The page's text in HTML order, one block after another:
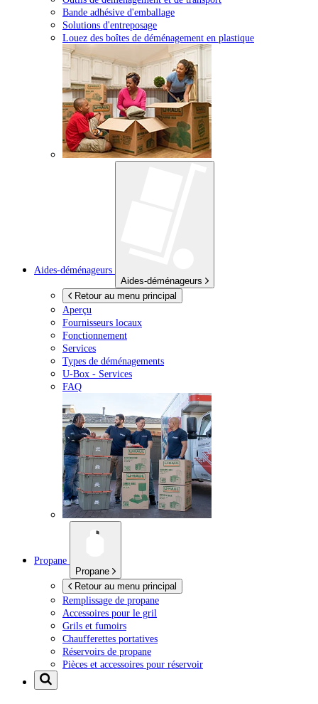
Bande adhésive d'emballage
Solutions d'entreposage
Louez des boîtes de déménagement en plastique
Aides-déménageurs
Aides-déménageurs
Retour au menu principal
Aperçu
Fournisseurs locaux
Fonctionnement
Services
Types de déménagements
U-Box - Services
FAQ
Propane
Propane
Retour au menu principal
Remplissage de propane
Accessoires pour le gril
Grils et fumoirs
Chaufferettes portatives
Réservoirs de propane
Pièces et accessoires pour réservoir